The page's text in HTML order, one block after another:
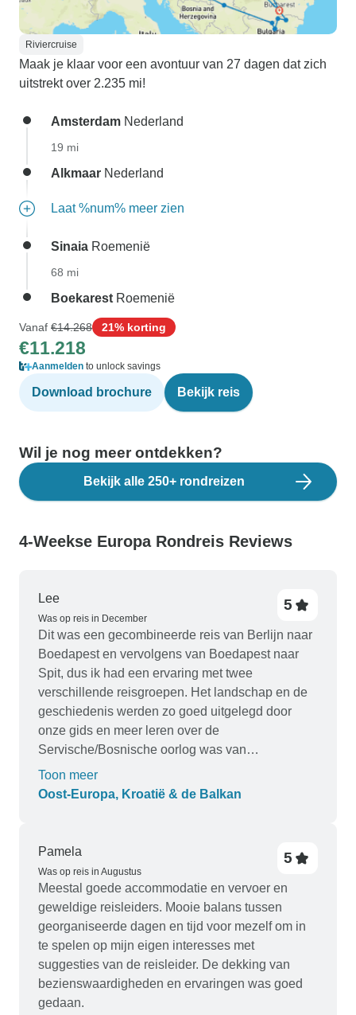
Riviercruise
Maak je klaar voor een avontuur van 27 dagen dat zich
uitstrekt over 2.235 mi!
Amsterdam Nederland
19 mi
Alkmaar Nederland
Laat %num% meer zien
Sinaia Roemenië
68 mi
Boekarest Roemenië
Vanaf €14.268 21% korting
€11.218
Aanmelden to unlock savings
Download brochure Bekijk reis
Wil je nog meer ontdekken?
Bekijk alle 250+ rondreizen
4-Weekse Europa Rondreis Reviews
Lee
Was op reis in December
5
Dit was een gecombineerde reis van Berlijn naar
Boedapest en vervolgens van Boedapest naar
Spit, dus ik had een ervaring met twee
verschillende reisgroepen. Het landschap en de
geschiedenis werden zo goed uitgelegd door
onze gids en meer leren over de
Servische/Bosnische oorlog was van
onschatbare waarde. Auschwitch was koud, nat
en het regende en het gaf de omstandigheden
Boedapest heeft zo'n mooi landschap en heerlijk
stad en ik was er vóór de drukte, wat het voor
iedereen aangenamer maakte.
Toon meer
Oost-Europa, Kroatië & de Balkan
Pamela
Was op reis in Augustus
5
Meestal goede accommodatie en vervoer en
geweldige reisleiders. Mooie balans tussen
georganiseerde dagen en tijd voor mezelf om in
te spelen op mijn eigen interesses met
suggesties van de reisleider. De dekking van
bezienswaardigheden en ervaringen was goed
gedaan.